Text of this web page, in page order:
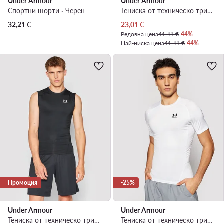
Спортни шорти · Черен
32,21 €
Тениска от техническо трико · Черен
Актуална цена
23,01 €
Редовна цена41,41 €-44%
Най-ниска цена41,41 €-44%
Промоция
Under Armour
Тениска от техническо трико · Черен
-25%
Under Armour
Тениска от техническо трико · Бял